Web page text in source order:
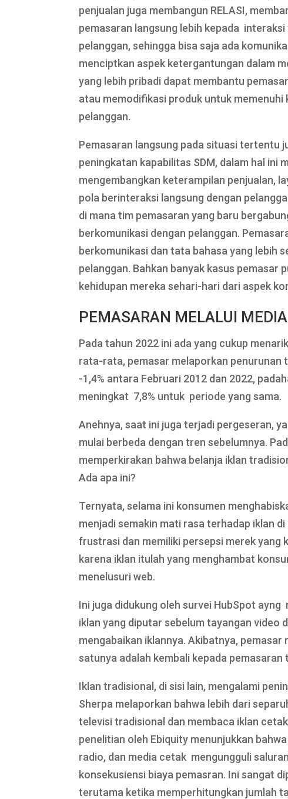
penjualan juga membangun RELASI,
pemasaran langsung lebih kepada
pelanggan, sehingga bisa saja ada
menciptkan aspek ketergantungan dalam
yang lebih pribadi dapat membantu
atau memodifikasi produk untuk
pelanggan.
Pemasaran langsung pada situasi tertentu
peningkatan kapabilitas SDM, dalam hal ini
mengembangkan keterampilan penjualan,
pola berinteraksi langsung dengan
di mana tim pemasaran yang baru
berkomunikasi dengan pelanggan.
berkomunikasi dan tata bahasa yang lebih
pelanggan. Bahkan banyak kasus pemasar
kehidupan mereka sehari-hari dari aspek
PEMASARAN MELALUI
Pada tahun 2022 ini ada yang cukup
rata-rata, pemasar melaporkan penurunan
-1,4% antara Februari 2012 dan 2022,
meningkat 7,8% untuk periode yang sama.
Anehnya, saat ini juga terjadi pergeseran,
mulai berbeda dengan tren sebelumnya.
memperkirakan bahwa belanja iklan
Ada apa ini?
Ternyata, selama ini konsumen
menjadi semakin mati rasa terhadap iklan
frustrasi dan memiliki persepsi merek yang
karena iklan itulah yang menghambat
menelusuri web.
Ini juga didukung oleh survei HubSpot
iklan yang diputar sebelum tayangan video
mengabaikan iklannya. Akibatnya,
satunya adalah kembali kepada
Iklan tradisional, di sisi lain, mengalami
Sherpa melaporkan bahwa lebih dari
televisi tradisional dan membaca iklan
penelitian oleh Ebiquity menunjukkan
radio, dan media cetak mengungguli
konsekusiensi biaya pemasran. Ini sangat
terutama ketika memperhitungkan jumlah